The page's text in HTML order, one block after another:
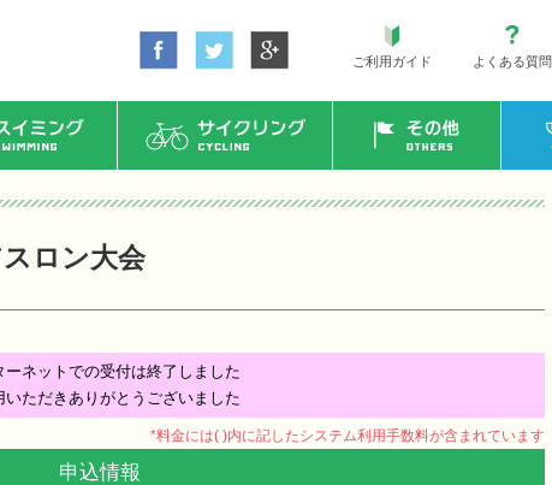
ご利用ガイド よくある質問
ミング サイクリング その他
ロン大会
ーネットでの受付は終了しました
いただきありがとうございました
*料金には( )内に記したシステム利用手数料が含まれています
申込情報